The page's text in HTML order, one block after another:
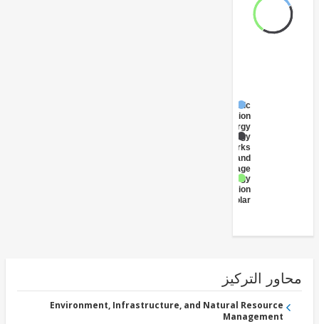
Administration
Networks
Generation
التركيز
Environment, Infrastructure, and Natural Resource
Management